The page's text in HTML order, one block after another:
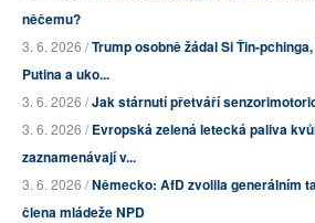
něčemu?
3. 6. 2026 /Trump osobně žádal Si Ťin-
Putina a uko...
3. 6. 2026 /Jak stárnutí přetváří
3. 6. 2026 /Evropská zelená letecká paliva
zaznamenávají v...
3. 6. 2026 /Německo: AfD zvolila generálním
člena mládeže NPD